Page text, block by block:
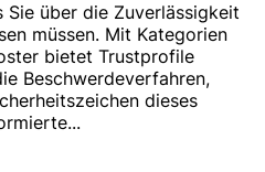
Sie über die Zuverlässigkeit
müssen. Mit Kategorien
bietet Trustprofile
Beschwerdeverfahren,
dieses
...